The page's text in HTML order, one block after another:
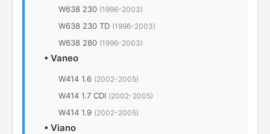
W638 230 (1996-2003)
W638 230 TD (1996-2003)
W638 280 (1996-2003)
• Vaneo
W414 1.6 (2002-2005)
W414 1.7 CDI (2002-2005)
W414 1.9 (2002-2005)
• Viano